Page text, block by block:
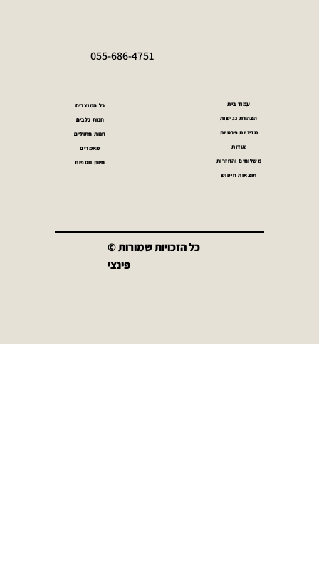
055-686-4751
כל הזכויות שמורות ©
פינצי
כל המוצרים
חנות כלבים
חנות חתולים
מאמרים
חיות נוספות
עמוד בית
הצהרת נגישות
מדיניות פרטיות
אודות
משלוחים והחזרות
תוצאות חיפוש